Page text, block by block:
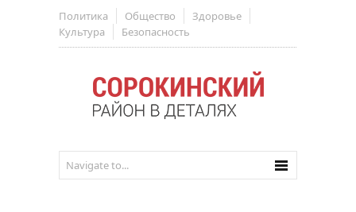
Политика Общество
Здоровье
Культура
Безопасность